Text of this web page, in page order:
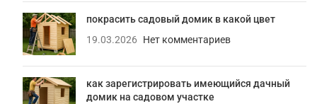
покрасить садовый домик в какой цвет
19.03.2026
Нет комментариев
как зарегистрировать имеющийся дачный
домик на садовом участке